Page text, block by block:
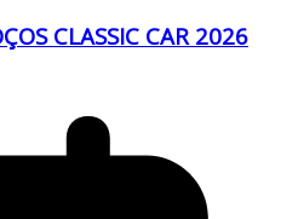
CLASSIC CAR 2026